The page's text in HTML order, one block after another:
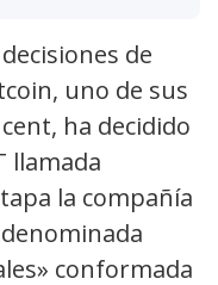
de
uno de sus
ha decidido
llamada
la compañía
conformada